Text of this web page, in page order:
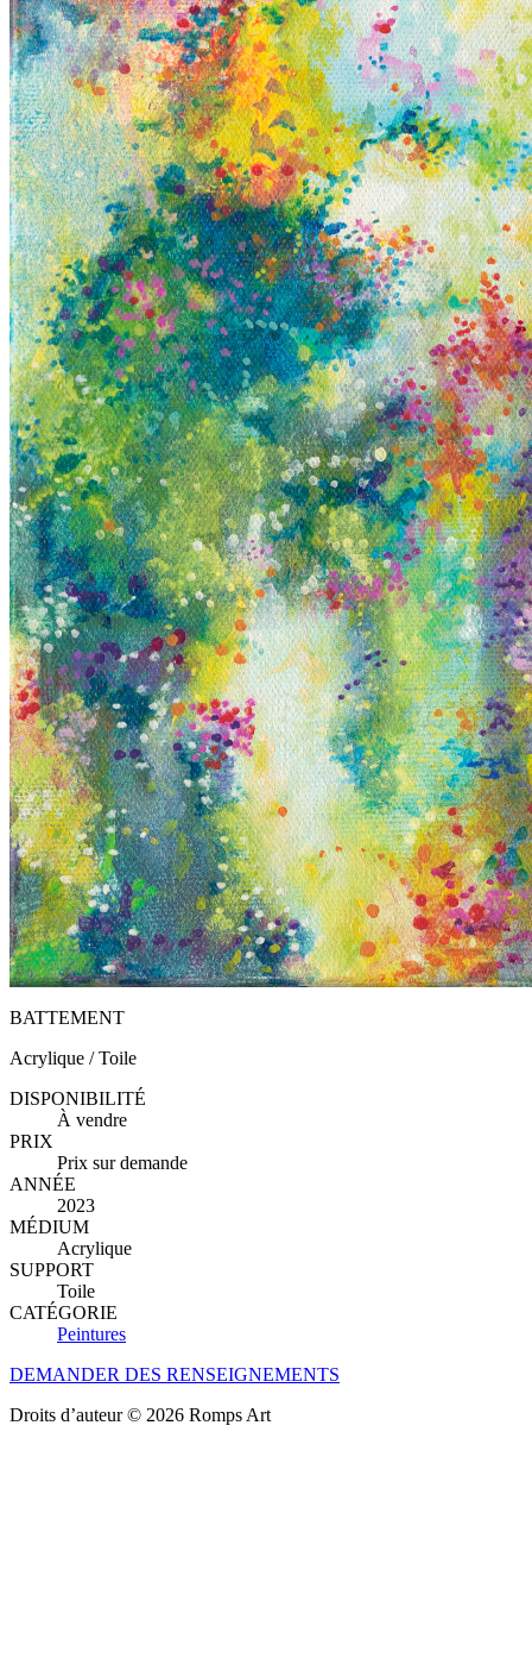
BATTEMENT
Acrylique / Toile
DISPONIBILITÉ
À vendre
PRIX
Prix sur demande
ANNÉE
2023
MÉDIUM
Acrylique
SUPPORT
Toile
CATÉGORIE
Peintures
DEMANDER DES RENSEIGNEMENTS
Droits d’auteur © 2026 Romps Art